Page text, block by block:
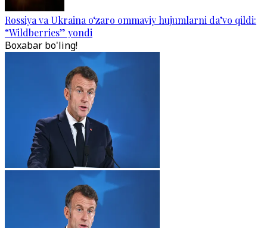
Rossiya va Ukraina o‘zaro ommaviy hujumlarni da’vo qildi:
“Wildberries” yondi
Boxabar bo'ling!